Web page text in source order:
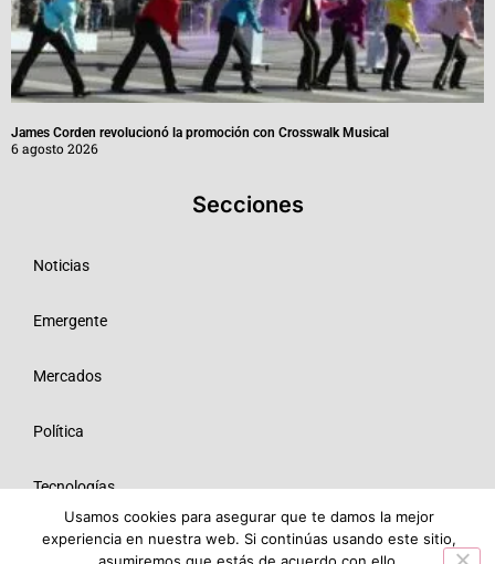
James Corden revolucionó la promoción con Crosswalk Musical
6 agosto 2026
Secciones
Noticias
Emergente
Mercados
Política
Tecnologías
Opinión
Usamos cookies para asegurar que te damos la mejor
experiencia en nuestra web. Si continúas usando este sitio,